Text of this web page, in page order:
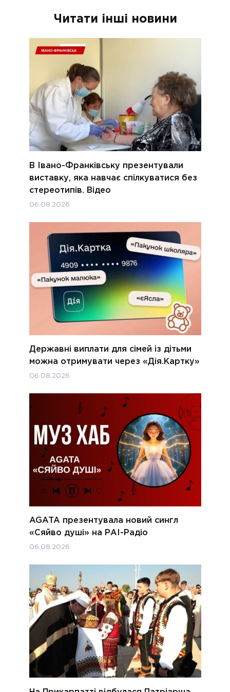
Читати інші новини
В Івано-Франківську презентували
виставку, яка навчає спілкуватися без
стереотипів. Відео
06.08.2026
Державні виплати для сімей із дітьми
можна отримувати через «Дія.Картку»
06.08.2026
AGATA презентувала новий сингл
«Сяйво душі» на РАІ-Радіо
06.08.2026